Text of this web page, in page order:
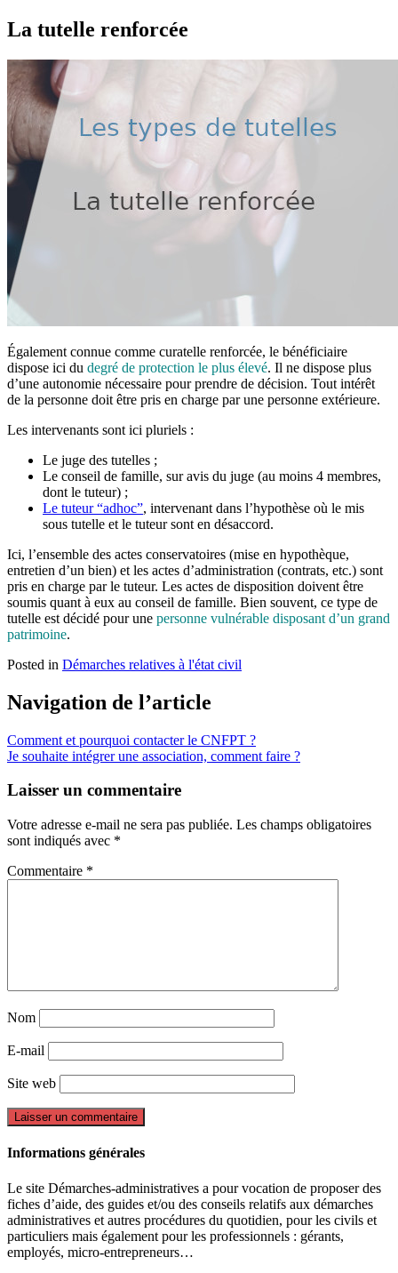
La tutelle renforcée
Également connue comme curatelle renforcée, le bénéficiaire
dispose ici du degré de protection le plus élevé. Il ne dispose plus
d’une autonomie nécessaire pour prendre de décision. Tout intérêt
de la personne doit être pris en charge par une personne extérieure.
Les intervenants sont ici pluriels :
Le juge des tutelles ;
Le conseil de famille, sur avis du juge (au moins 4 membres,
dont le tuteur) ;
Le tuteur “adhoc”, intervenant dans l’hypothèse où le mis
sous tutelle et le tuteur sont en désaccord.
Ici, l’ensemble des actes conservatoires (mise en hypothèque,
entretien d’un bien) et les actes d’administration (contrats, etc.) sont
pris en charge par le tuteur. Les actes de disposition doivent être
soumis quant à eux au conseil de famille. Bien souvent, ce type de
tutelle est décidé pour une personne vulnérable disposant d’un grand
patrimoine.
Posted in Démarches relatives à l'état civil
Navigation de l’article
Comment et pourquoi contacter le CNFPT ?
Je souhaite intégrer une association, comment faire ?
Laisser un commentaire
Votre adresse e-mail ne sera pas publiée. Les champs obligatoires
sont indiqués avec *
Commentaire *
Nom
E-mail
Site web
Informations générales
Le site Démarches-administratives a pour vocation de proposer des
fiches d’aide, des guides et/ou des conseils relatifs aux démarches
administratives et autres procédures du quotidien, pour les civils et
particuliers mais également pour les professionnels : gérants,
employés, micro-entrepreneurs…